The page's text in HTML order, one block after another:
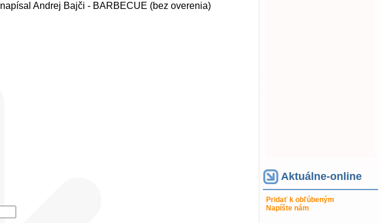
napísal Andrej Bajči - BARBECUE (bez overenia)
Aktuálne-online
Pridať k obľúbeným
Napíšte nám